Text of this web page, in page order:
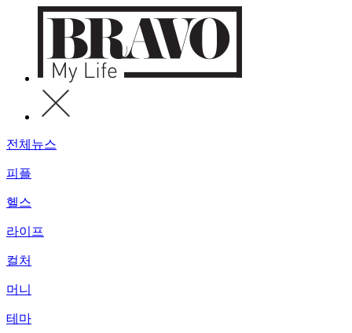
전체뉴스
피플
헬스
라이프
컬처
머니
테마